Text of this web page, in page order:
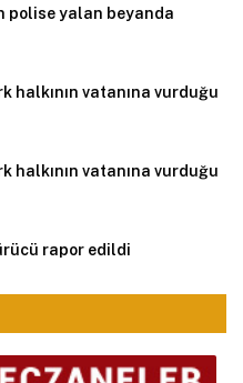
polise yalan beyanda
halkının vatanına vurduğu
halkının vatanına vurduğu
rapor edildi